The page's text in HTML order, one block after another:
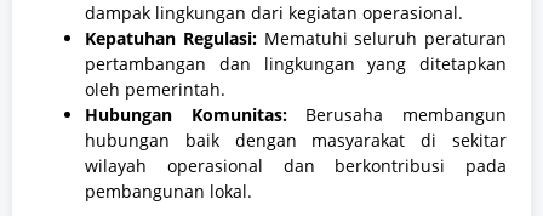
dampak lingkungan dari kegiatan operasional.
Kepatuhan Regulasi:Mematuhi seluruh peraturan
pertambangan dan lingkungan yang ditetapkan
oleh pemerintah.
Hubungan Komunitas:Berusaha membangun
hubungan baik dengan masyarakat di sekitar
wilayah operasional dan berkontribusi pada
pembangunan lokal.